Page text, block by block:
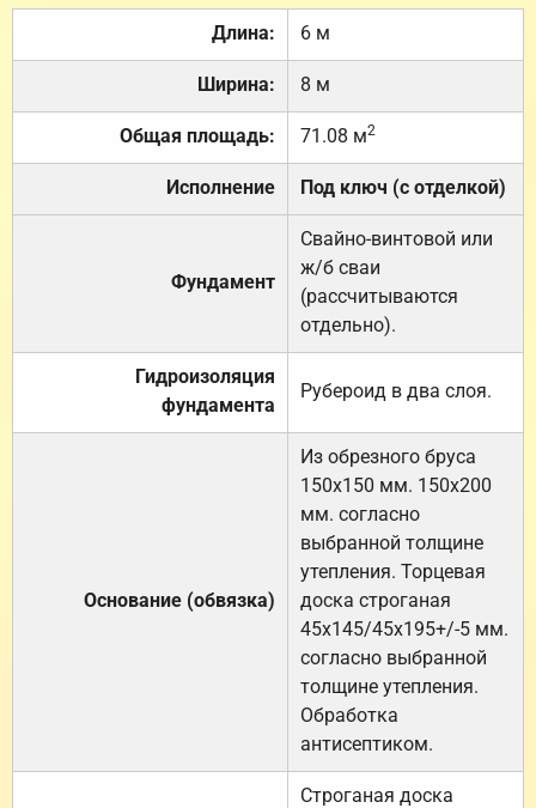
Длина: 6 м
Ширина: 8 м
Общая площадь: 71.08 м2
Исполнение Под ключ (с отделкой)
Фундамент
Свайно-винтовой или
ж/б сваи
(рассчитываются
отдельно).
Гидроизоляция
фундамента
Рубероид в два слоя.
Основание (обвязка)
Из обрезного бруса
150х150 мм. 150х200
мм. согласно
выбранной толщине
утепления. Торцевая
доска строганая
45х145/45х195+/-5 мм.
согласно выбранной
толщине утепления.
Обработка
антисептиком.
Строганая доска